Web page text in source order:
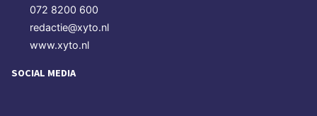
072 8200 600
redactie@xyto.nl
www.xyto.nl
SOCIAL MEDIA